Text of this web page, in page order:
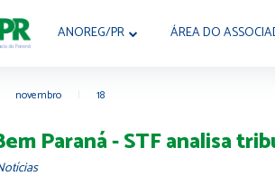
ANOREG/PR ÁREA DO
novembro 18
Paraná - STF analisa